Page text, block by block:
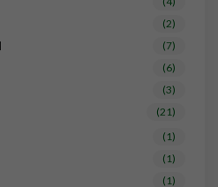
(2)
(7)
(6)
(3)
(21)
(1)
(1)
(1)